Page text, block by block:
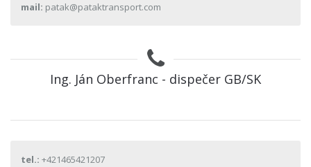
mail: patak@pataktransport.com
Ing. Ján Oberfranc - dispečer GB/SK
tel.: +421465421207